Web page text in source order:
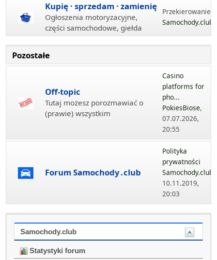
Kupię · sprzedam · zamienię
Ogłoszenia motoryzacyjne,
części samochodowe, giełda
Przekierowanie...
Samochody.club
Pozostałe
Off-topic
Tutaj możesz porozmawiać o
(prawie) wszystkim
Casino
platforms for
pho...
PokiesBiose,
07.07.2026,
20:55
Forum Samochody․club
Polityka
prywatności
Samochody.club
10.11.2019,
20:03
Samochody.club
Statystyki forum